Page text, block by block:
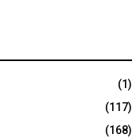
(1)
(117)
(168)